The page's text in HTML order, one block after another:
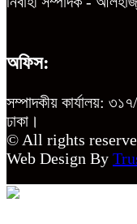
অফিস:
সম্পাদকীয় কার্যালয়:
ঢাকা।
© All rights
Web Design By